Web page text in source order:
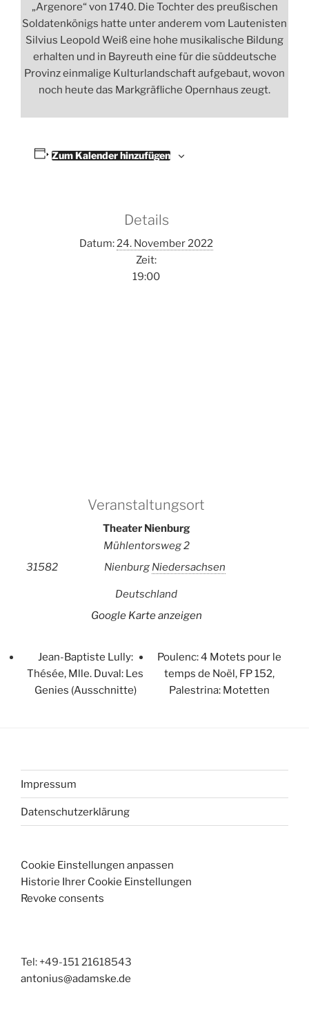
„Argenore“ von 1740. Die Tochter des preußischen
Soldatenkönigs hatte unter anderem vom Lautenisten
Silvius Leopold Weiß eine hohe musikalische Bildung
erhalten und in Bayreuth eine für die süddeutsche
Provinz einmalige Kulturlandschaft aufgebaut, wovon
noch heute das Markgräfliche Opernhaus zeugt.
Zum Kalender hinzufügen
Details
Datum:24. November 2022
Zeit:
19:00
Veranstaltungsort
Theater Nienburg
Mühlentorsweg 2
Nienburg Niedersachsen
31582
Deutschland
Google Karte anzeigen
Jean-Baptiste Lully:
Thésée, Mlle. Duval: Les
Genies (Ausschnitte)
Poulenc: 4 Motets pour le
temps de Noël, FP 152,
Palestrina: Motetten
Impressum
Datenschutzerklärung
Cookie Einstellungen anpassen
Historie Ihrer Cookie Einstellungen
Revoke consents
Tel: +49-151 21618543
antonius@adamske.de